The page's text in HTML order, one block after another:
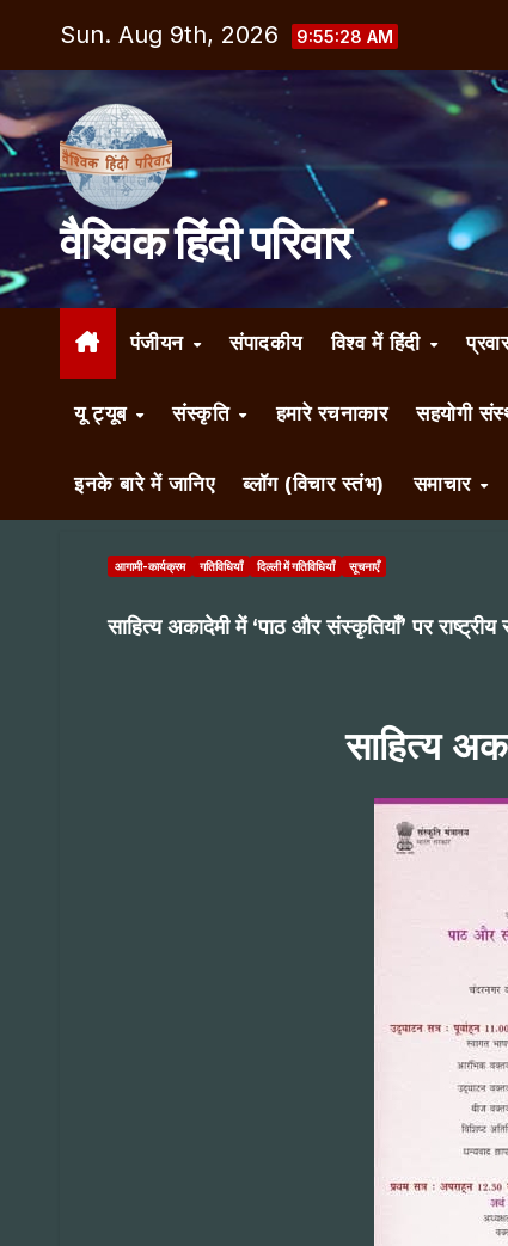
content
Sun. Aug 9th, 2026 9:55:29 AM
वैश्विक हिंदी परिवार
पंजीयन संपादकीय विश्व में हिंदी
यू ट्यूब संस्कृति हमारे रचनाकार सहयोगी
इनके बारे में जानिए ब्लॉग (विचार स्तंभ) समाचार
आगामी-कार्यक्रम गतिविधियाँ दिल्ली में गतिविधियाँ सूचनाएँ
साहित्य अकादेमी में ‘पाठ और संस्कृतियाँ’ पर राष्ट्रीय
साहित्य